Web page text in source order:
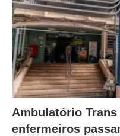
Ambulatório
enfermeiros